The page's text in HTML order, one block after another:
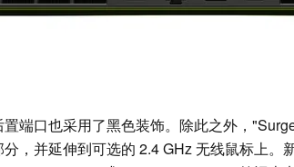
端口也采用了黑色装饰。除此之外，
，并延伸到可选的 2.4 GHz 无线鼠标上。